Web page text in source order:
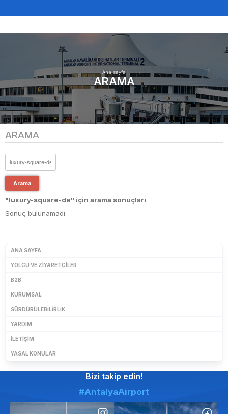
Ana sayfa
ARAMA
ARAMA
Arama
"luxury-square-de" için arama sonuçları
Sonuç bulunamadı.
ANA SAYFA
YOLCU VE ZIYARETÇILER
B2B
KURUMSAL
SÜRDÜRÜLEBILIRLIK
YARDIM
İLETIŞIM
YASAL KONULAR
Bizi takip edin!
#AntalyaAirport